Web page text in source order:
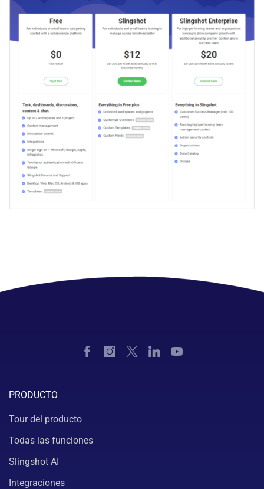
PRODUCTO
Tour del producto
Todas las funciones
Slingshot AI
Integraciones